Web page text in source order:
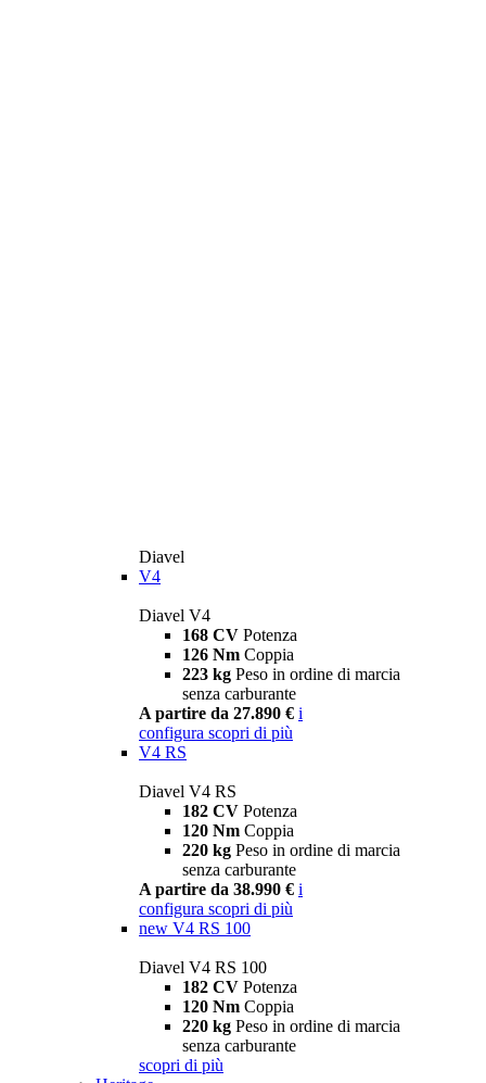
Diavel
V4
Diavel V4
168 CV Potenza
126 Nm Coppia
223 kg Peso in ordine di marcia
senza carburante
A partire da 27.890 € i
configura scopri di più
V4 RS
Diavel V4 RS
182 CV Potenza
120 Nm Coppia
220 kg Peso in ordine di marcia
senza carburante
A partire da 38.990 € i
configura scopri di più
new V4 RS 100
Diavel V4 RS 100
182 CV Potenza
120 Nm Coppia
220 kg Peso in ordine di marcia
senza carburante
scopri di più